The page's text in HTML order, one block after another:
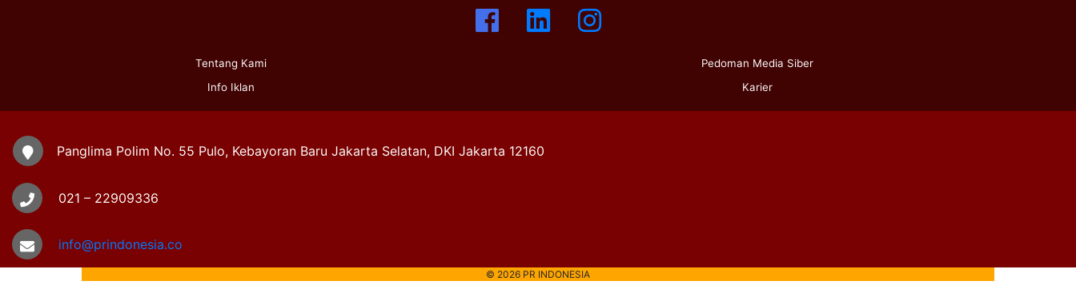
Tentang Kami
Info Iklan
Pedoman Media Siber
Karier
Panglima Polim No. 55 Pulo, Kebayoran Baru Jakarta Selatan, DKI Jakarta 12160
021 – 22909336
info@prindonesia.co
© 2026 PR INDONESIA